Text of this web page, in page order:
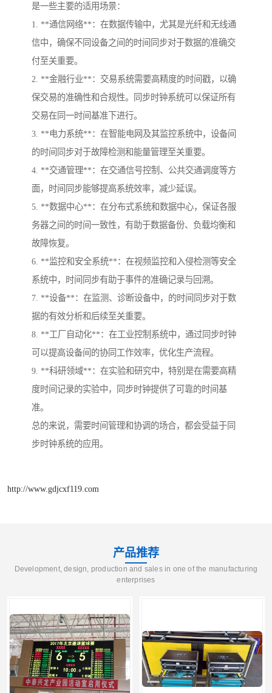
是一些主要的适用场景：
1. **通信网络**：在数据传输中，尤其是光纤和无线通
信中，确保不同设备之间的时间同步对于数据的准确交
付至关重要。
2. **金融行业**：交易系统需要高精度的时间戳，以确
保交易的准确性和合规性。同步时钟系统可以保证所有
交易在同一时间基准下进行。
3. **电力系统**：在智能电网及其监控系统中，设备间
的时间同步对于故障检测和能量管理至关重要。
4. **交通管理**：在交通信号控制、公共交通调度等方
面，时间同步能够提高系统效率，减少延误。
5. **数据中心**：在分布式系统和数据中心，保证各服
务器之间的时间一致性，有助于数据备份、负载均衡和
故障恢复。
6. **监控和安全系统**：在视频监控和入侵检测等安全
系统中，时间同步有助于事件的准确记录与回溯。
7. **设备**：在监测、诊断设备中，的时间同步对于数
据的有效分析和后续至关重要。
8. **工厂自动化**：在工业控制系统中，通过同步时钟
可以提高设备间的协同工作效率，优化生产流程。
9. **科研领域**：在实验和研究中，特别是在需要高精
度时间记录的实验中，同步时钟提供了可靠的时间基
准。
总的来说，需要时间管理和协调的场合，都会受益于同
步时钟系统的应用。
http://www.gdjcxf119.com
产品推荐
Development, design, production and sales in one of the manufacturing
enterprises